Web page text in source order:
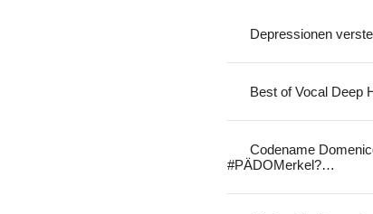
Depressionen
Best of Vocal Deep
Codename
#PÄDOMerkel?…